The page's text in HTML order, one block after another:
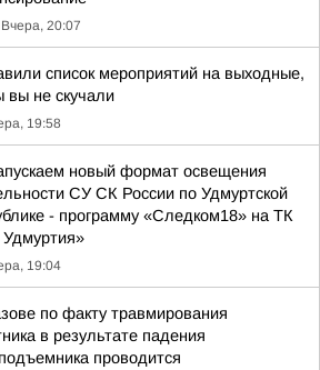
Вчера, 20:07
список мероприятий на выходные,
вы не скучали
19:58
новый формат освещения
СУ СК России по Удмуртской
- программу «Следком18» на ТК
19:04
по факту травмирования
в результате падения
проводится